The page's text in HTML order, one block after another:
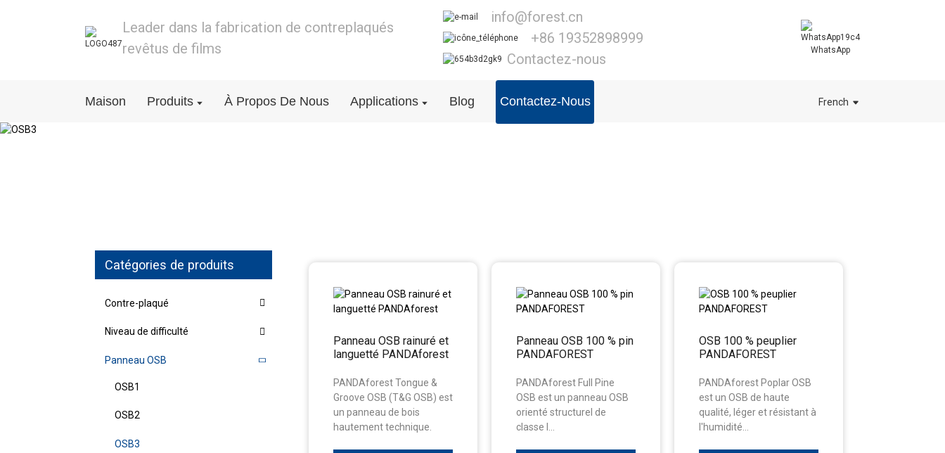
Leader dans la fabrication de contreplaqués
revêtus de films
info@forest.cn
+86 19352898999
Contactez-nous
WhatsApp
Maison Produits À Propos De Nous Applications Blog Contactez-Nous French
Catégories de produits
Contre-plaqué
Niveau de difficulté
Panneau OSB
OSB1
OSB2
OSB3
Panneau OSB rainuré et
languetté PANDAforest
PANDAforest Tongue &
Groove OSB (T&G OSB) est
un panneau de bois
hautement technique.
Panneau OSB 100 % pin
PANDAFOREST
PANDAforest Full Pine
OSB est un panneau OSB
orienté structurel de
classe I...
OSB 100 % peuplier
PANDAFOREST
PANDAforest Poplar OSB
est un OSB de haute
qualité, léger et résistant à
l'humidité...